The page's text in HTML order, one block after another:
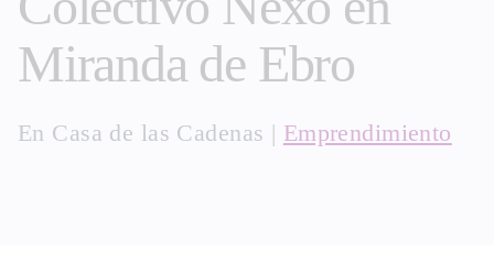
Miranda de Ebro
En Casa de las Cadenas | Emprendimiento